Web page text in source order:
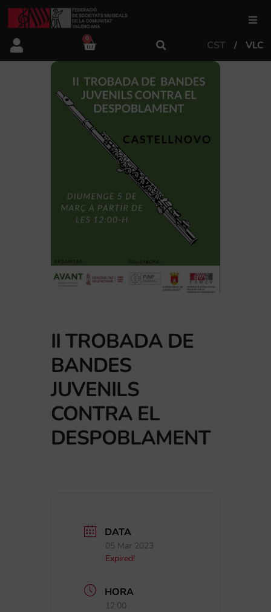
FSMCV
Àrea de gestió
Àrea educativa
Actualitat
0
CST VLC
II TROBADA DE
BANDES
JUVENILS
CONTRA EL
DESPOBLAMENT
DATA
05 Mar 2023
Expired!
HORA
12:00